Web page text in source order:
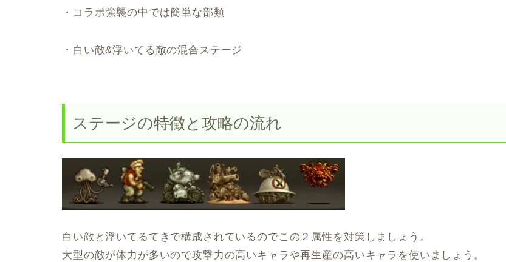
・コラボ強襲の中では簡単な部類
・白い敵&浮いてる敵の混合ステージ
ステージの特徴と攻略の流れ
白い敵と浮いてるてきで構成されているのでこの２属性を対策しましょう。
大型の敵が体力が多いので攻撃力の高いキャラや再生産の高いキャラを使いましょう。